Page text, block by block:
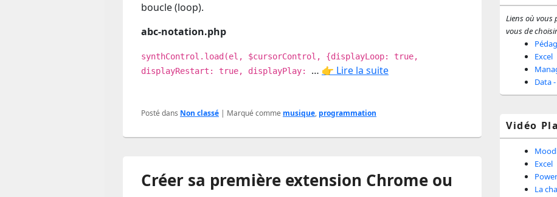
boucle (loop).
abc-notation.php
synthControl.load(el, $cursorControl, {displayLoop: true,
displayRestart: true, displayPlay: … 👉 Lire la suite
Posté dans Non classé | Marqué comme musique, programmation
Créer sa première extension Chrome ou
Liens où vous
vous de
Excel
Data
Vidéo
Excel
La